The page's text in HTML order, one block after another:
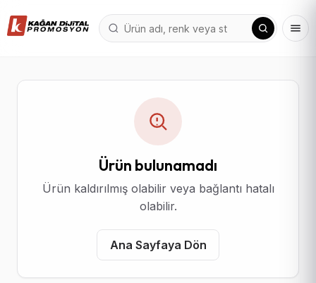
Ürün bulunamadı
Ürün kaldırılmış olabilir veya bağlantı hatalı
olabilir.
Ana Sayfaya Dön